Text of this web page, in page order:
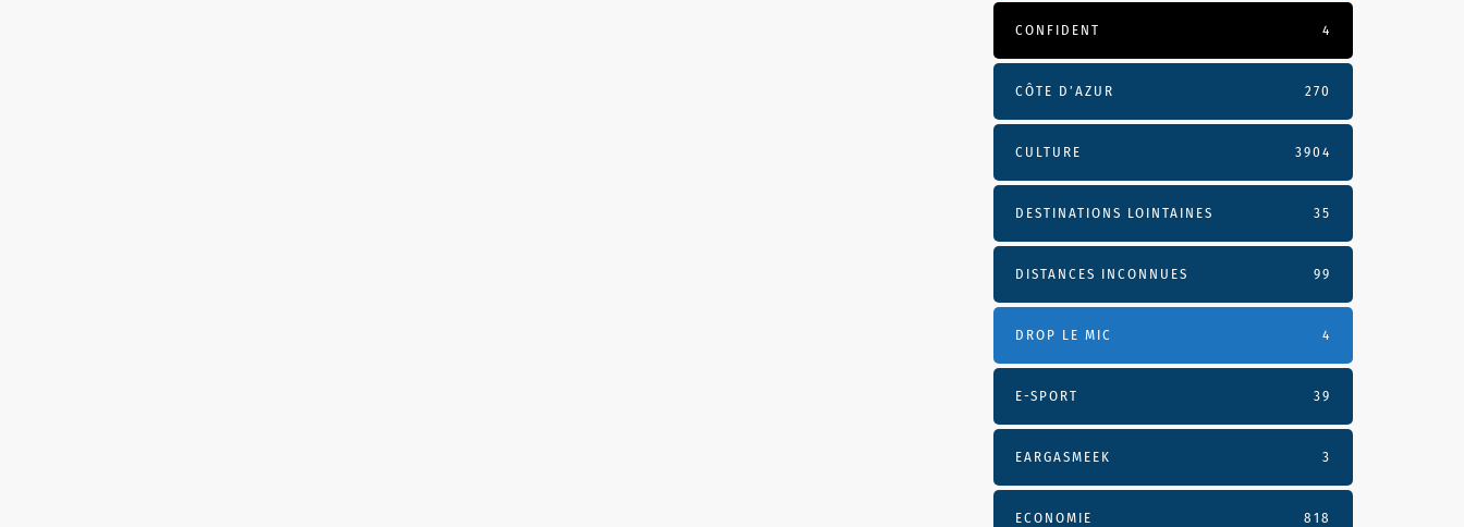
CONFIDENT 4
CÔTE D’AZUR 270
CULTURE 3904
DESTINATIONS LOINTAINES 35
DISTANCES INCONNUES 99
DROP LE MIC 4
E-SPORT 39
EARGASMEEK 3
ECONOMIE 818